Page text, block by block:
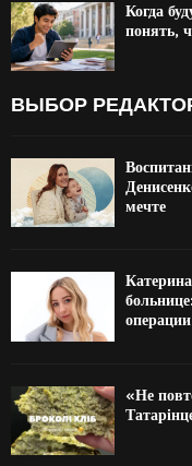
Когда
понять,
ВЫБОР
мечте
операции
«Не